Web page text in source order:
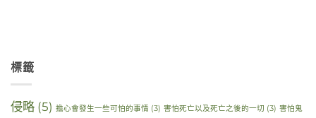
標籤
侵略 (5) 擔心會發生一些可怕的事情 (3) 害怕死亡以及死亡之後的一切 (3) 害怕鬼